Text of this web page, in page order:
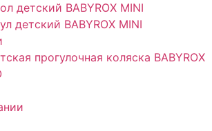
детский BABYROX MINI
детский BABYROX MINI
прогулочная коляска BABYROX